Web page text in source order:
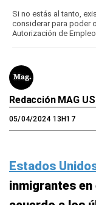
Si no estás al tanto,
considerar para poder
Autorización de
Redacción MAG US
05/04/2024 13H17
Estados
inmigrantes